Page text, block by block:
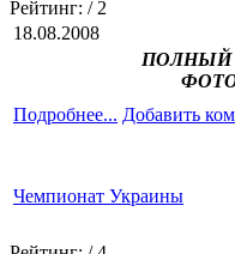
Рейтинг: / 2
18.08.2008
ПОЛНЫЙ
Подробнее... Добавить
Чемпионат Украины